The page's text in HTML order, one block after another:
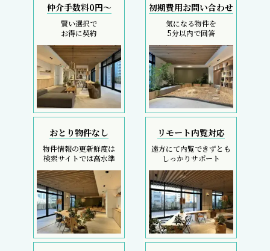
仲介手数料0円～
賢い選択で
お得に契約
初期費用お問い合わせ
気になる物件を
5分以内で回答
おとり物件なし
物件情報の更新鮮度は
検索サイトでは高水準
リモート内覧対応
遠方にて内覧できずとも
しっかりサポート